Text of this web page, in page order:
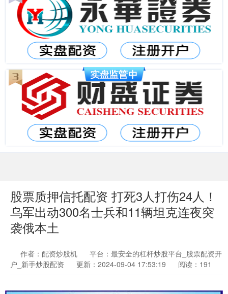
股票质押信托配资 打死3人打伤24人！
乌军出动300名士兵和11辆坦克连夜突
袭俄本土
作者：配资炒股机
平台：最安全的杠杆炒股平台_股票配资开
户_新手炒股配资
更新：2024-09-04 17:53:19 阅读：191